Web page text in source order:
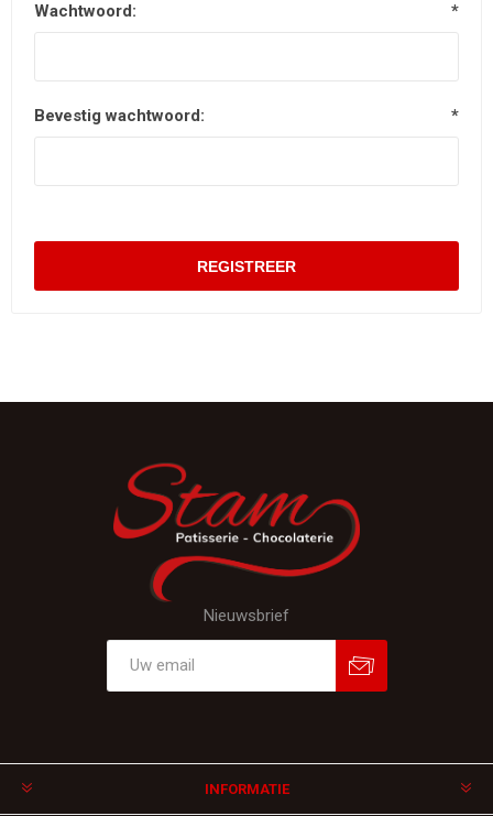
Wachtwoord: *
Bevestig wachtwoord: *
Nieuwsbrief
INFORMATIE